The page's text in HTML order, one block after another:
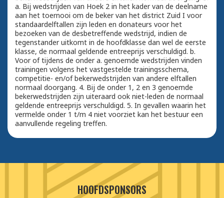
a. Bij wedstrijden van Hoek 2 in het kader van de deelname
aan het toernooi om de beker van het district Zuid I voor
standaardelftallen zijn leden en donateurs voor het
bezoeken van de desbetreffende wedstrijd, indien de
tegenstander uitkomt in de hoofdklasse dan wel de eerste
klasse, de normaal geldende entreeprijs verschuldigd. b.
Voor of tijdens de onder a. genoemde wedstrijden vinden
trainingen volgens het vastgestelde trainingsschema,
competitie- en/of bekerwedstrijden van andere elftallen
normaal doorgang. 4. Bij de onder 1, 2 en 3 genoemde
bekerwedstrijden zijn uiteraard ook niet-leden de normaal
geldende entreeprijs verschuldigd. 5. In gevallen waarin het
vermelde onder 1 t/m 4 niet voorziet kan het bestuur een
aanvullende regeling treffen.
HOOFDSPONSORS